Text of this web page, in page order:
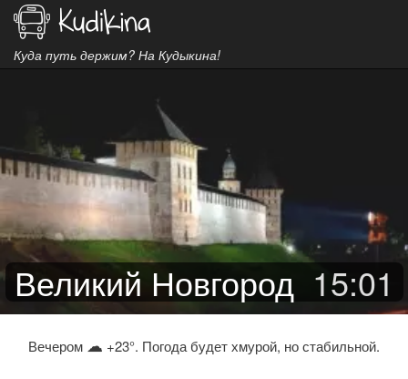
Куда путь держим? На Кудыкина!
Великий Новгород 15:01
Вечером ☁ +23°. Погода будет хмурой, но стабильной.